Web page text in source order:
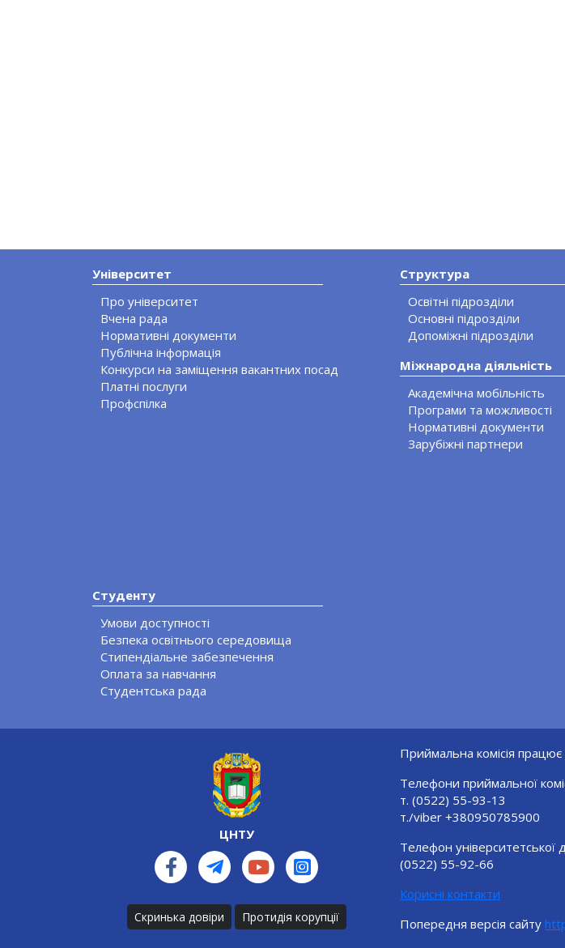
Університет
Про університет
Вчена рада
Нормативні документи
Публічна інформація
Конкурси на заміщення вакантних посад
Платні послуги
Профспілка
Структура
Освітні підрозділи
Основні підрозділи
Допоміжні підрозділи
Міжнародна діяльність
Академічна мобільність
Програми та можливості
Нормативні документи
Зарубіжні партнери
Студенту
Умови доступності
Безпека освітнього середовища
Стипендіальне забезпечення
Оплата за навчання
Студентська рада
ЦНТУ
Скринька довіри Протидія корупції
Приймальна комісія
Телефони приймальної
т. (0522) 55-93-13
т./viber +380950785900
Телефон університетської
(0522) 55-92-66
Корисні контакти
Попередня версія сайту